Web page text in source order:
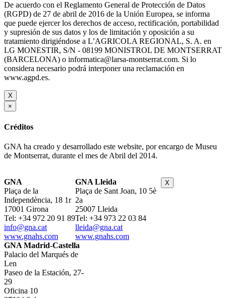
De acuerdo con el Reglamento General de Protección de Datos
(RGPD) de 27 de abril de 2016 de la Unión Europea, se informa
que puede ejercer los derechos de acceso, rectificación, portabilidad
y supresión de sus datos y los de limitación y oposición a su
tratamiento dirigiéndose a L’AGRICOLA REGIONAL, S. A. en
LG MONESTIR, S/N - 08199 MONISTROL DE MONTSERRAT
(BARCELONA) o informatica@larsa-montserrat.com. Si lo
considera necesario podrá interponer una reclamación en
www.agpd.es.
X
×
Créditos
GNA ha creado y desarrollado este website, por encargo de Museu
de Montserrat, durante el mes de Abril del 2014.
GNA
Plaça de la
Independència, 18 1r
17001 Girona
Tel: +34 972 20 91 89
info@gna.cat
www.gnahs.com
GNA Lleida
Plaça de Sant Joan, 10 5è
2a
25007 Lleida
Tel: +34 973 22 03 84
lleida@gna.cat
www.gnahs.com
GNA Madrid-Castella
Palacio del Marqués de
Len
Paseo de la Estación, 27-
29
Oficina 10
X